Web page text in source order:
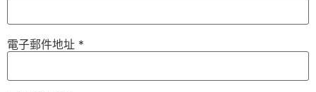
電子郵件地址 *